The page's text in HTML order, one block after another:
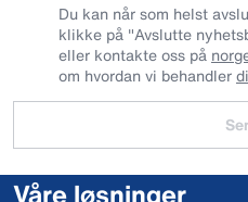
Du kan når som helst
klikke på "Avslutte
eller kontakte oss på
om hvordan vi behandler